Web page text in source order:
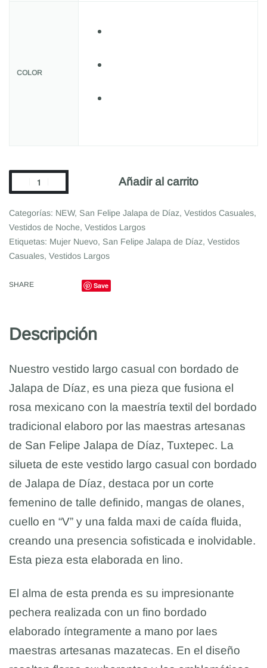
COLOR
Añadir al carrito
Categorías: NEW, San Felipe Jalapa de Díaz, Vestidos Casuales,
Vestidos de Noche, Vestidos Largos
Etiquetas: Mujer Nuevo, San Felipe Jalapa de Díaz, Vestidos
Casuales, Vestidos Largos
SHARE Save
Descripción
Nuestro vestido largo casual con bordado de
Jalapa de Díaz, es una pieza que fusiona el
rosa mexicano con la maestría textil del bordado
tradicional elaboro por las maestras artesanas
de San Felipe Jalapa de Díaz, Tuxtepec. La
silueta de este vestido largo casual con bordado
de Jalapa de Díaz, destaca por un corte
femenino de talle definido, mangas de olanes,
cuello en “V” y una falda maxi de caída fluida,
creando una presencia sofisticada e inolvidable.
Esta pieza esta elaborada en lino.
El alma de esta prenda es su impresionante
pechera realizada con un fino bordado
elaborado íntegramente a mano por laes
maestras artesanas mazatecas. En el diseño